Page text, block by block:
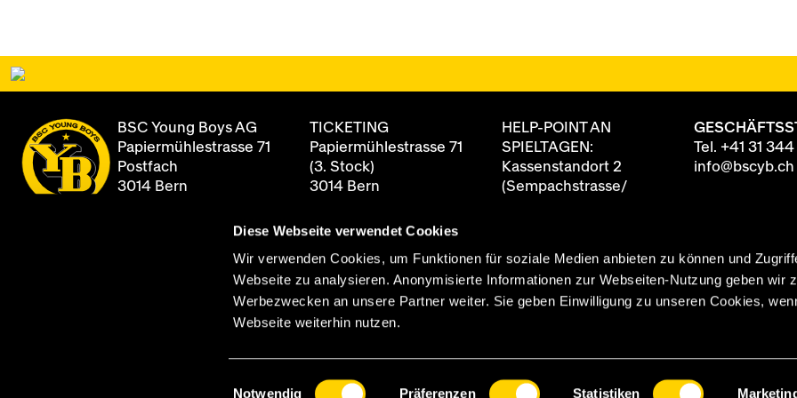
Diese Webseite verwendet Cookies
Wir verwenden Cookies, um Funktionen für soziale Medien anbieten zu können und
Webseite zu analysieren. Anonymisierte Informationen zur Webseiten-Nutzung geben wir
Werbezwecken an unsere Partner weiter. Sie geben Einwilligung zu unseren Cookies,
Webseite weiterhin nutzen.
Einwilligungsauswahl
Notwendig Präferenzen Statistiken
BSC Young Boys AG
Papiermühlestrasse 71
Postfach
3014 Bern
TICKETING
Papiermühlestrasse 71
(3. Stock)
3014 Bern
+41 31 344 88 88
Öffnungszeiten
Montag - Freitag
08:00 - 12:00 Uhr
13:00 - 17:00 Uhr
HELP-POINT AN
SPIELTAGEN:
Kassenstandort 2
(Sempachstrasse/
90 Minuten vor
Tel. +41 31
info@bscyb.ch